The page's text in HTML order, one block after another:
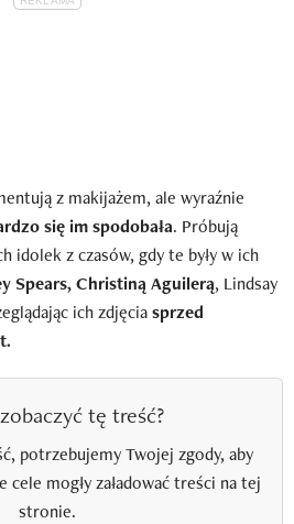
z makijażem, ale wyraźnie
się im spodobała. Próbują
idolek z czasów, gdy te były w ich
Spears, Christiną Aguilerą, Lindsay
ich zdjęciasprzed
tę treść?
potrzebujemy Twojej zgody, aby
mogły załadować treści na tej
stronie.